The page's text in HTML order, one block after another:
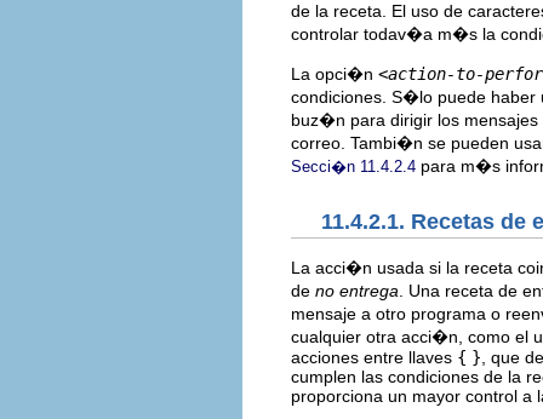
de la receta. El uso de
controlar todav�a m�s la
La opci�n <action-to-
condiciones. S�lo puede
buz�n para dirigir los mensajes
correo. Tambi�n se pueden
Secci�n 11.4.2.4 para m�s
11.4.2.1. Recetas de
La acci�n usada si la receta
de no entrega . Una receta de
mensaje a otro programa o
cualquier otra acci�n, como el
acciones entre llaves { } , que
cumplen las condiciones de la
proporciona un mayor control a